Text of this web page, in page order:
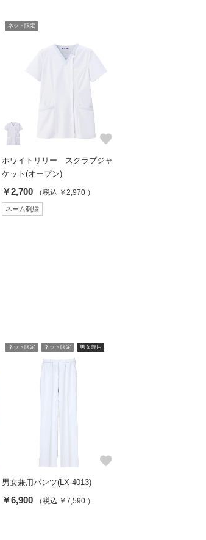
ネット限定
favorite
ホワイトリリー スクラブジャ
ケット(オープン)
￥2,700 （税込 ￥2,970 ）
ネーム刺繍
ネット限定 ネット限定 男女兼用
favorite
男女兼用パンツ(LX-4013)
￥6,900 （税込 ￥7,590 ）